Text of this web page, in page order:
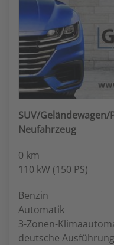
SUV/Geländewagen/
Neufahrzeug
0 km
110 kW (150 PS)
Benzin
Automatik
3-Zonen-
deutsche Ausführung